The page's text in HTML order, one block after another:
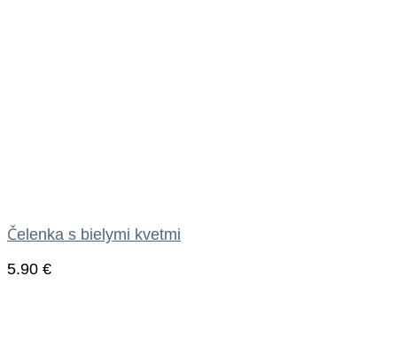
Čelenka s bielymi kvetmi
5.90 €